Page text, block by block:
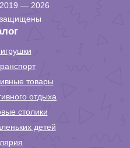
— 2026
товары
отдыха
столики
детей